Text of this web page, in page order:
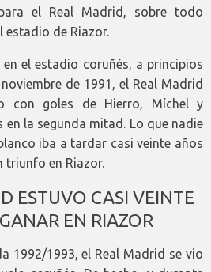
el Real Madrid, sobre todo
estadio de Riazor.
el estadio coruñés, a principios
de 1991, el Real Madrid
con goles de Hierro, Míchel y
la segunda mitad. Lo que nadie
iba a tardar casi veinte años
triunfo en Riazor.
ESTUVO CASI VEINTE
EN RIAZOR
1992/1993, el Real Madrid se vio